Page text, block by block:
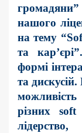
нашого
на тему
та
формі
та
різних